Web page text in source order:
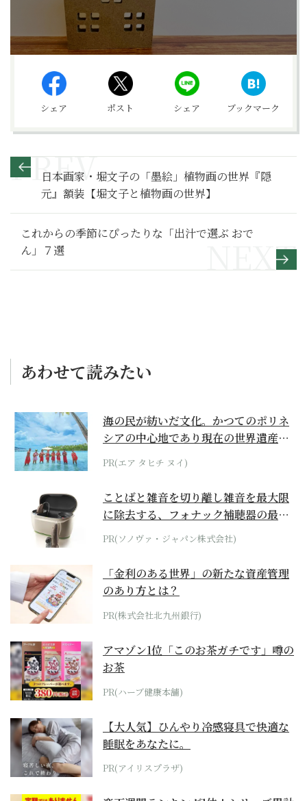
シェア ポスト シェア ブックマーク
日本画家・堀文子の「墨絵」植物画の世界『隠
元』額装【堀文子と植物画の世界】
これからの季節にぴったりな「出汁で選ぶ おで
ん」７選
あわせて読みたい
海の民が紡いだ文化。かつてのポリネ
シアの中心地であり現在の世界遺産か
らみえてくる...
PR(エア タヒチ ヌイ)
ことばと雑音を切り離し雑音を最大限
に除去する、フォナック補聴器の最上
位モデル
PR(ソノヴァ・ジャパン株式会社)
「金利のある世界」の新たな資産管理
のあり方とは？
PR(株式会社北九州銀行)
アマゾン1位「このお茶ガチです」噂の
お茶
PR(ハーブ健康本舗)
【大人気】ひんやり冷感寝具で快適な
睡眠をあなたに。
PR(アイリスプラザ)